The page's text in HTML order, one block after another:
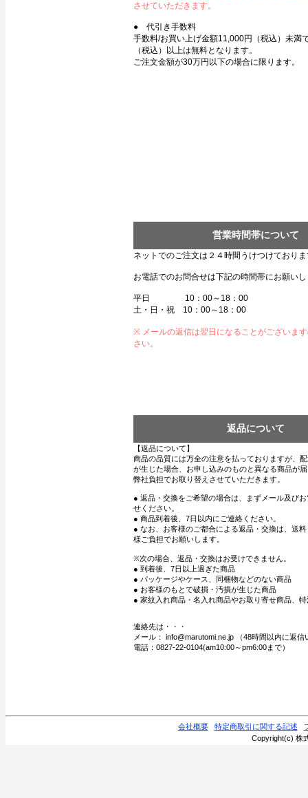
させていただきます。
● 代引き手数料
手数料/お買い上げ金額11,000円（税込）未満
（税込）以上は無料となります。
ご注文金額が30万円以下の場合に限ります。
営業時間帯について
ネットでのご注文は２４時間うけつけており
お電話でのお問合せは下記の時間帯にお願い
平日 10：00～18：00
土・日・祝 10：00～18：00
※ メールの返信は翌日になることがございま
さい。
返品について
【返品について】
商品の品質には万全の注意を払っておりますが、
が生じた場合、お申し込みのものと異なる商品が
弊社負担でお取り替えさせていただきます。
● 返品・交換をご希望の場合は、まずメール及び
せください。
● 商品到着後、7日以内にご連絡ください。
● なお、お客様のご都合による返品・交換は、送
様ご負担でお願いします。
※次の場合、返品・交換はお受けできません。
● 到着後、7日以上過ぎた商品
● パッケージやケース、同梱物などのない商品
● お客様のもとで破損・汚損が生じた商品
● 家紋入れ商品・名入れ商品やお取り寄せ商品、
連絡先は・・・
メール： info@marutomi.ne.jp （48時間以内に返信
電話：0827-22-0104(am10:00～pm6:00まで）
会社概要 特定商取引に関する記述
Copyright(c) 株